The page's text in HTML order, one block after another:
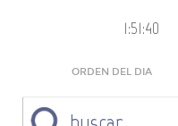
1:51:40
ORDEN DEL DIA